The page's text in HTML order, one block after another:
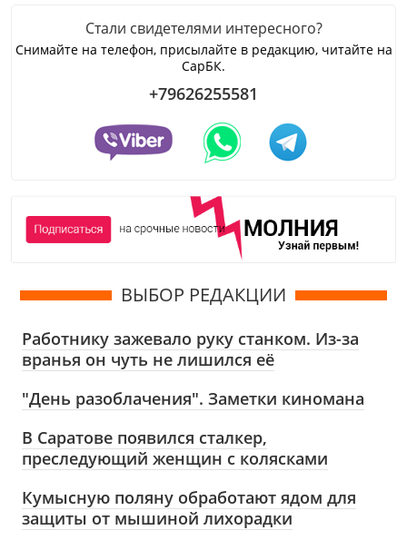
Стали свидетелями интересного?
Снимайте на телефон, присылайте в редакцию, читайте на
СарБК.
+79626255581
ВЫБОР РЕДАКЦИИ
Работнику зажевало руку станком. Из-за
вранья он чуть не лишился её
"День разоблачения". Заметки киномана
В Саратове появился сталкер,
преследующий женщин с колясками
Кумысную поляну обработают ядом для
защиты от мышиной лихорадки